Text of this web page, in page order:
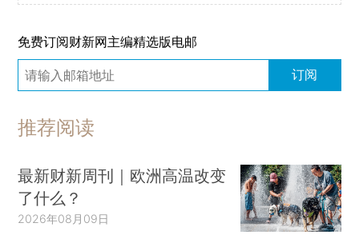
免费订阅财新网主编精选版电邮
订阅
推荐阅读
最新财新周刊｜欧洲高温改变
了什么？
2026年08月09日